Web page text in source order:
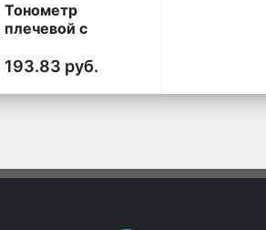
Тонометр
плечевой с
выводом Beurer
193.83 руб.